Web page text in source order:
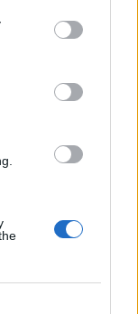
Primavera,
dalla Torres,